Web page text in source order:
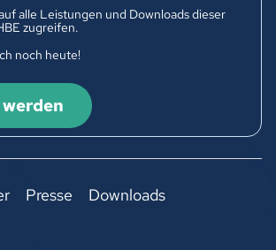
alle Leistungen und Downloads dieser
zugreifen.
noch heute!
Presse Downloads